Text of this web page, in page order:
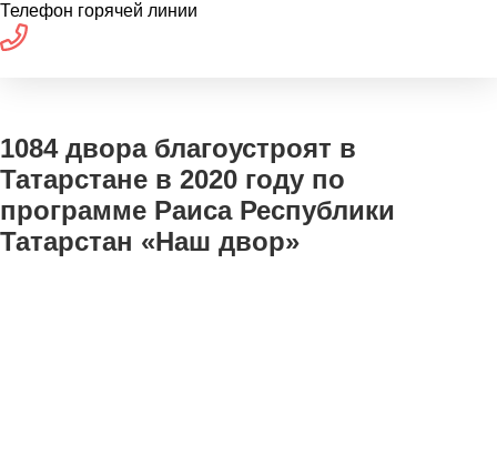
Телефон горячей линии
1084 двора благоустроят в
Татарстане в 2020 году по
программе Раиса Республики
Татарстан «Наш двор»